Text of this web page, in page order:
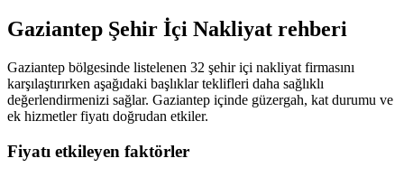
Gaziantep Şehir İçi Nakliyat rehberi
Gaziantep bölgesinde listelenen 32 şehir içi nakliyat firmasını
karşılaştırırken aşağıdaki başlıklar teklifleri daha sağlıklı
değerlendirmenizi sağlar. Gaziantep içinde güzergah, kat durumu ve
ek hizmetler fiyatı doğrudan etkiler.
Fiyatı etkileyen faktörler